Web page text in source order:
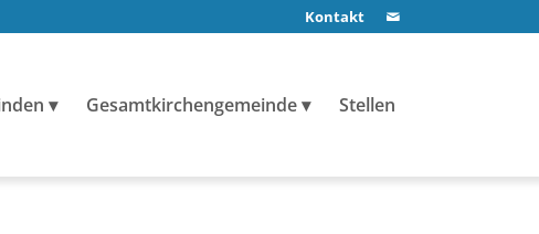
Kontakt
Gesamtkirchengemeinde Stellen